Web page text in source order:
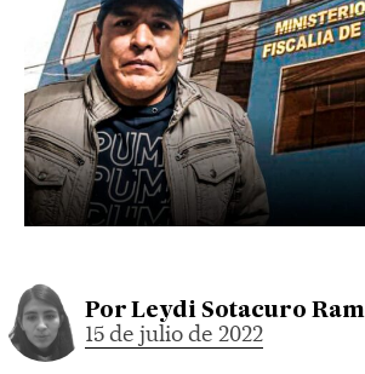
Por Leydi Sotacuro
15 de julio de 2022